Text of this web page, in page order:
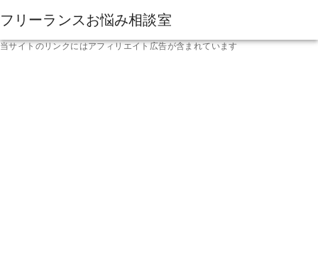
フリーランスお悩み相談室
当サイトのリンクにはアフィリエイト広告が含まれています